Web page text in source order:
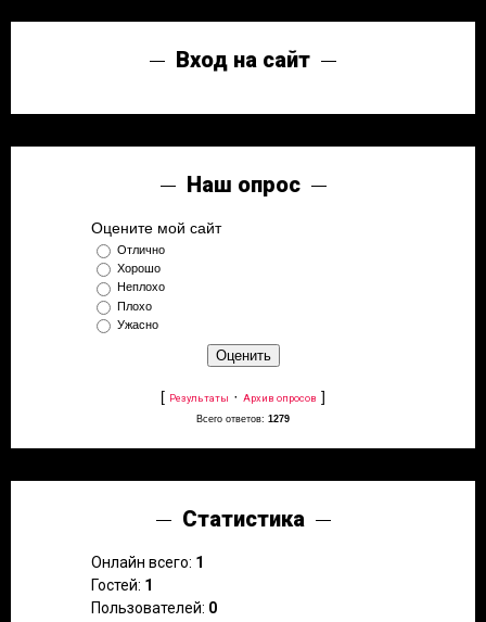
Вход на сайт
Наш опрос
Оцените мой сайт
Отлично
Хорошо
Неплохо
Плохо
Ужасно
[ Результаты · Архив опросов ]
Всего ответов: 1279
Статистика
Онлайн всего: 1
Гостей: 1
Пользователей: 0